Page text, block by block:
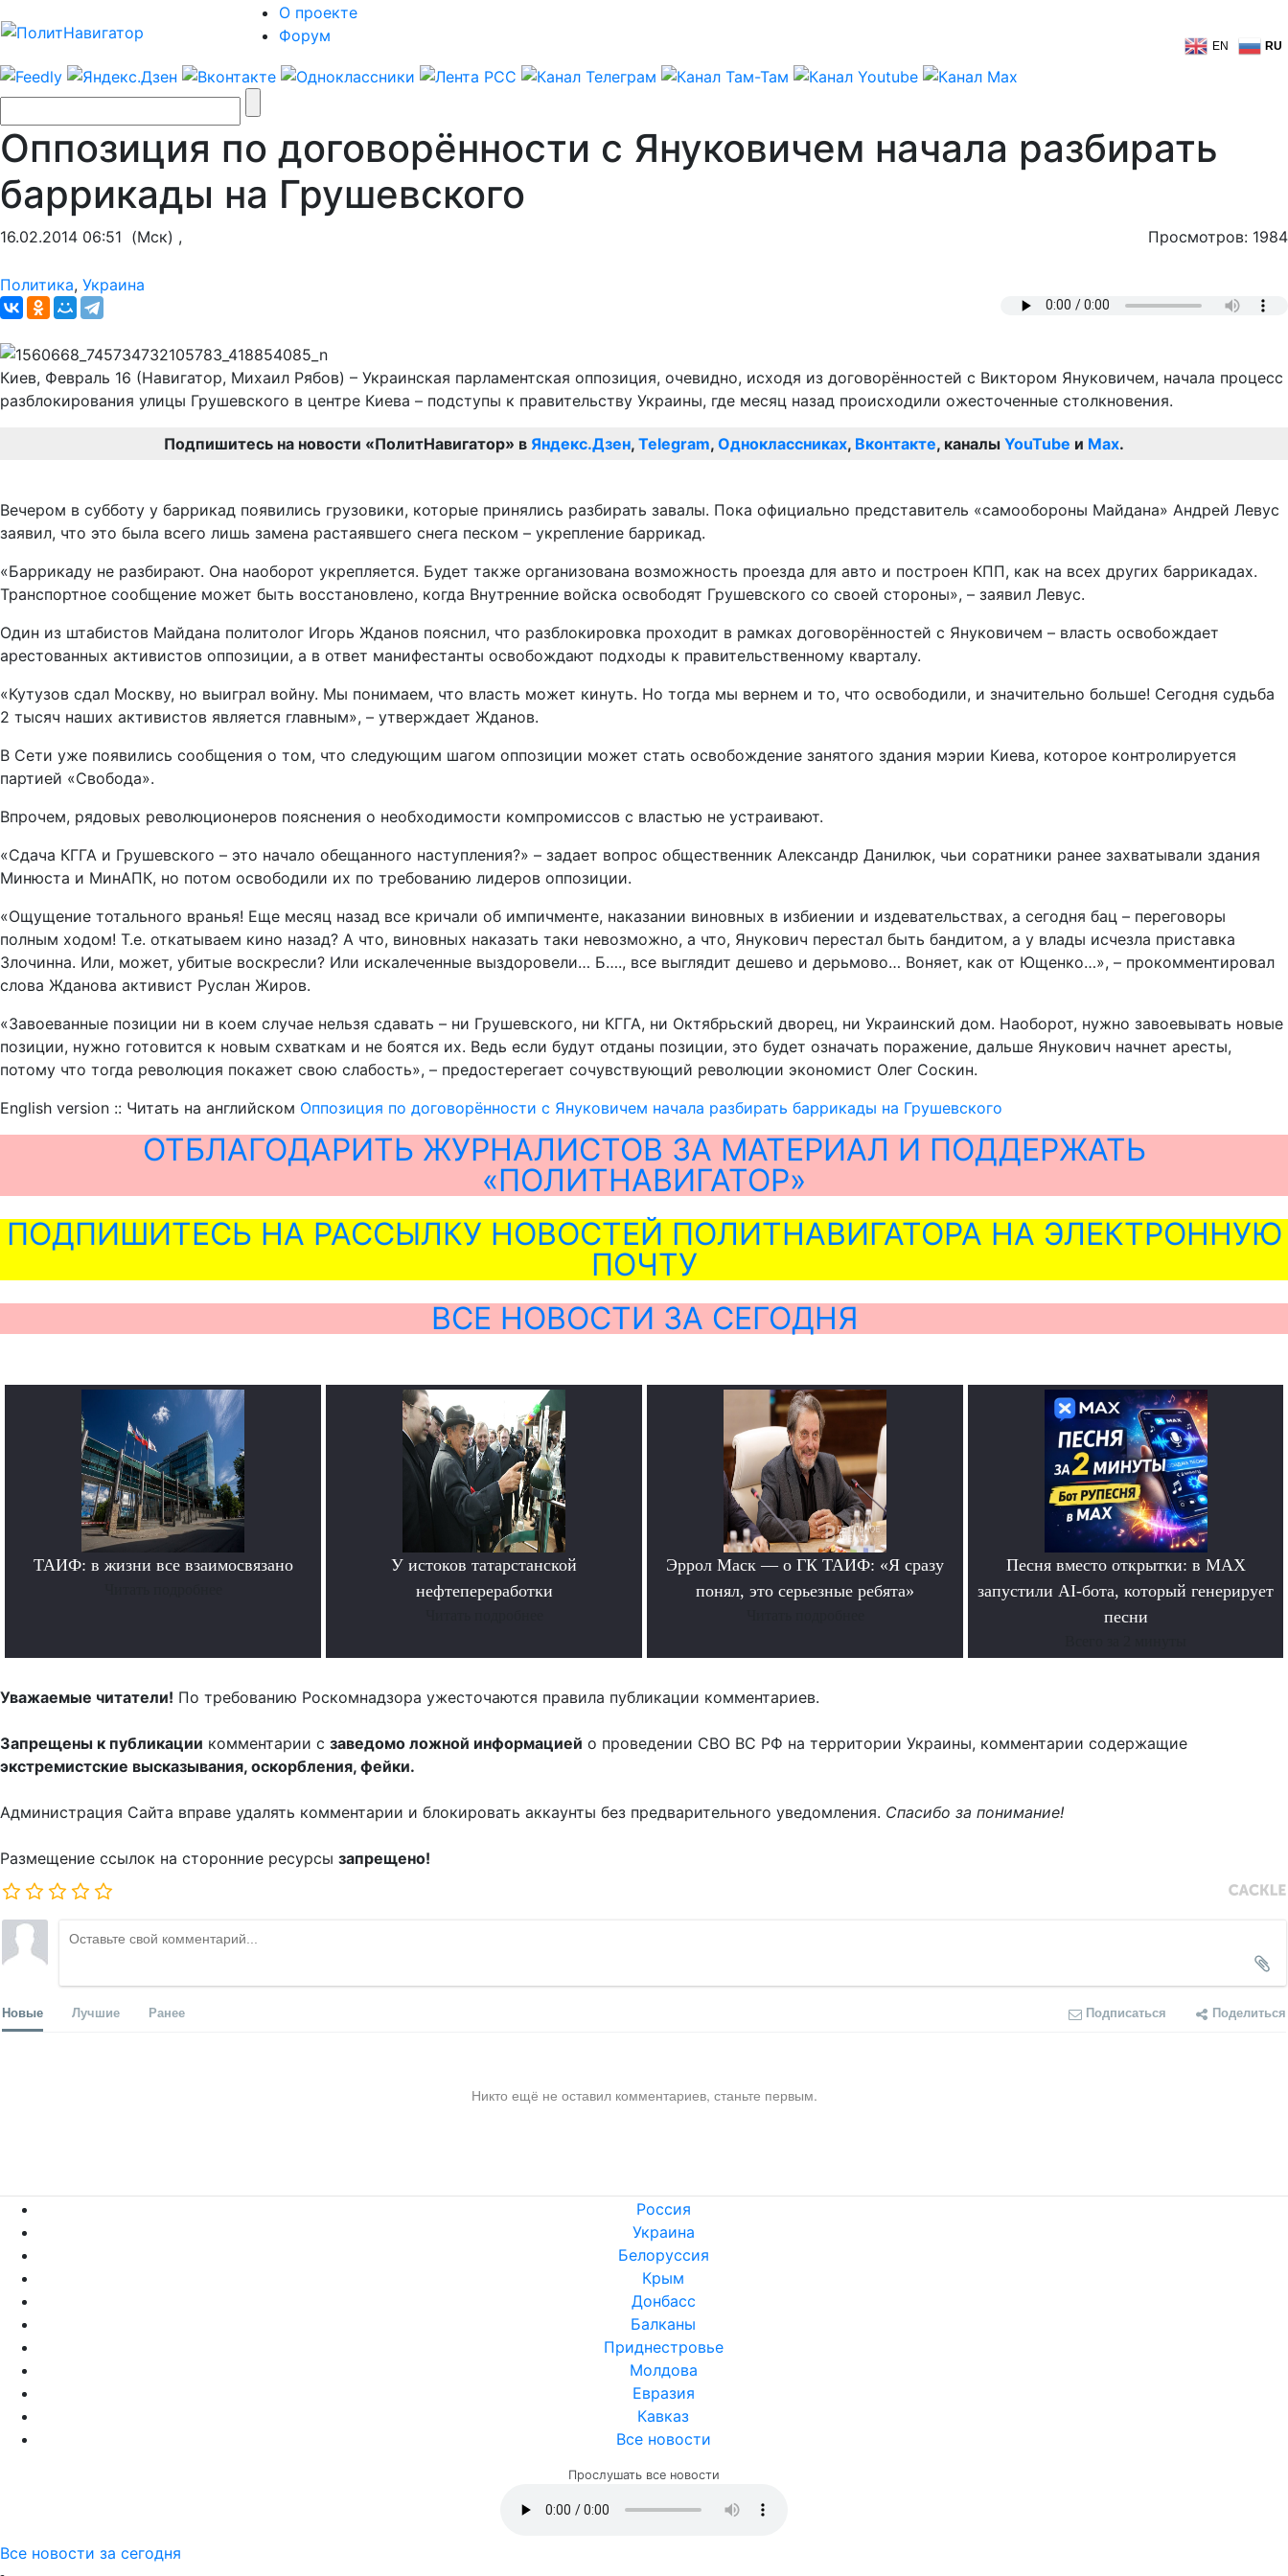
О проекте
Форум
EN RU
Оппозиция по договорённости с Януковичем начала разбирать
баррикады на Грушевского
16.02.2014 06:51 (Мск) , Просмотров: 1984
Политика, Украина
Киев, Февраль 16 (Навигатор, Михаил Рябов) – Украинская парламентская оппозиция, очевидно, исходя из договорённостей с Виктором Януковичем, начала процесс
разблокирования улицы Грушевского в центре Киева – подступы к правительству Украины, где месяц назад происходили ожесточенные столкновения.
Подпишитесь на новости «ПолитНавигатор» в Яндекс.Дзен, Telegram, Одноклассниках, Вконтакте, каналы YouTube и Max.
Вечером в субботу у баррикад появились грузовики, которые принялись разбирать завалы. Пока официально представитель «самообороны Майдана» Андрей Левус
заявил, что это была всего лишь замена растаявшего снега песком – укрепление баррикад.
«Баррикаду не разбирают. Она наоборот укрепляется. Будет также организована возможность проезда для авто и построен КПП, как на всех других баррикадах.
Транспортное сообщение может быть восстановлено, когда Внутренние войска освободят Грушевского со своей стороны», – заявил Левус.
Один из штабистов Майдана политолог Игорь Жданов пояснил, что разблокировка проходит в рамках договорённостей с Януковичем – власть освобождает
арестованных активистов оппозиции, а в ответ манифестанты освобождают подходы к правительственному кварталу.
«Кутузов сдал Москву, но выиграл войну. Мы понимаем, что власть может кинуть. Но тогда мы вернем и то, что освободили, и значительно больше! Сегодня судьба
2 тысяч наших активистов является главным», – утверждает Жданов.
В Сети уже появились сообщения о том, что следующим шагом оппозиции может стать освобождение занятого здания мэрии Киева, которое контролируется
партией «Свобода».
Впрочем, рядовых революционеров пояснения о необходимости компромиссов с властью не устраивают.
«Сдача КГГА и Грушевского – это начало обещанного наступления?» – задает вопрос общественник Александр Данилюк, чьи соратники ранее захватывали здания
Минюста и МинАПК, но потом освободили их по требованию лидеров оппозиции.
«Ощущение тотального вранья! Еще месяц назад все кричали об импичменте, наказании виновных в избиении и издевательствах, а сегодня бац – переговоры
полным ходом! Т.е. откатываем кино назад? А что, виновных наказать таки невозможно, а что, Янукович перестал быть бандитом, а у влады исчезла приставка
Злочинна. Или, может, убитые воскресли? Или искалеченные выздоровели… Б…., все выглядит дешево и дерьмово… Воняет, как от Ющенко…», – прокомментировал
слова Жданова активист Руслан Жиров.
«Завоеванные позиции ни в коем случае нельзя сдавать – ни Грушевского, ни КГГА, ни Октябрьский дворец, ни Украинский дом. Наоборот, нужно завоевывать новые
позиции, нужно готовится к новым схваткам и не боятся их. Ведь если будут отданы позиции, это будет означать поражение, дальше Янукович начнет аресты,
потому что тогда революция покажет свою слабость», – предостерегает сочувствующий революции экономист Олег Соскин.
English version :: Читать на английском Оппозиция по договорённости с Януковичем начала разбирать баррикады на Грушевского
ОТБЛАГОДАРИТЬ ЖУРНАЛИСТОВ ЗА МАТЕРИАЛ И ПОДДЕРЖАТЬ
«ПОЛИТНАВИГАТОР»
ПОДПИШИТЕСЬ НА РАССЫЛКУ НОВОСТЕЙ ПОЛИТНАВИГАТОРА НА ЭЛЕКТРОННУЮ
ПОЧТУ
ВСЕ НОВОСТИ ЗА СЕГОДНЯ
ТАИФ: в жизни все взаимосвязано
У истоков татарстанской
нефтепереработки
Эррол Маск — о ГК ТАИФ: «Я сразу
понял, это серьезные ребята»
Песня вместо открытки: в MAX
запустили AI-бота, который генерирует
песни
Уважаемые читатели! По требованию Роскомнадзора ужесточаются правила публикации комментариев.
Запрещены к публикации комментарии с заведомо ложной информацией о проведении СВО ВС РФ на территории Украины, комментарии содержащие
экстремистские высказывания, оскорбления, фейки.
Администрация Сайта вправе удалять комментарии и блокировать аккаунты без предварительного уведомления. Спасибо за понимание!
Размещение ссылок на сторонние ресурсы запрещено!
Новые Лучшие Ранее Подписаться Поделиться
Никто ещё не оставил комментариев, станьте первым.
Россия
Украина
Белоруссия
Крым
Донбасс
Балканы
Приднестровье
Молдова
Евразия
Кавказ
Все новости
Прослушать все новости
Все новости за сегодня